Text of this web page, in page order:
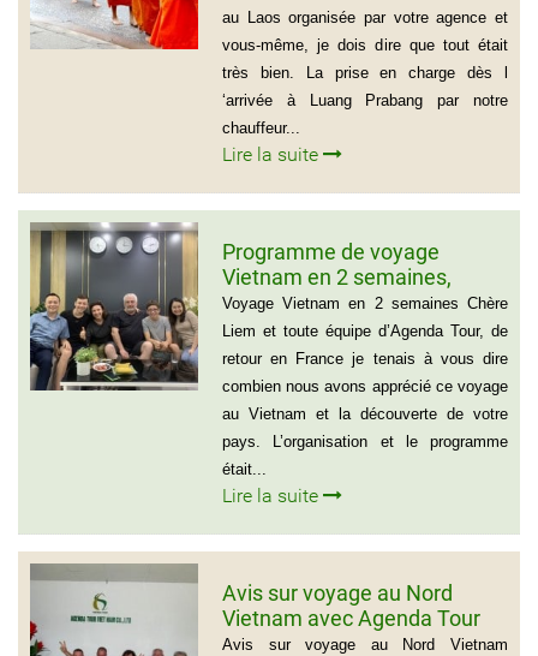
au Laos organisée par votre agence et
vous-même, je dois dire que tout était
très bien. La prise en charge dès l
‘arrivée à Luang Prabang par notre
chauffeur...
Lire la suite
Programme de voyage
Vietnam en 2 semaines,
Famille Jean Pierre Massias
Voyage Vietnam en 2 semaines Chère
Liem et toute équipe d’Agenda Tour, de
retour en France je tenais à vous dire
combien nous avons apprécié ce voyage
au Vietnam et la découverte de votre
pays. L’organisation et le programme
était...
Lire la suite
Avis sur voyage au Nord
Vietnam avec Agenda Tour
Vietnam
Avis sur voyage au Nord Vietnam